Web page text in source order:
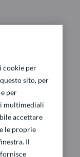
non
partner.
ad un
su
evoluzione.
nostra
consente
cookie per
sito, per
per
multimediali
accettare
le proprie
Il